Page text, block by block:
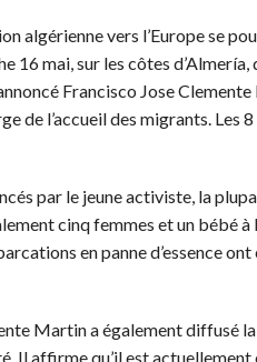
algérienne vers l’Europe se
16 mai, sur les côtes d’Almería,
Francisco Jose
de l’accueil des migrants. Les
par le jeune activiste, la
cinq femmes et un bébé
en panne d’essence
Martin a également diffusé
Il affirme qu’il est actuellement